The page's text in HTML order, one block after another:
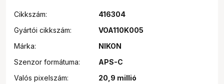
Cikkszám:
416304
Gyártói cikkszám:
VOA110K005
Márka:
NIKON
Szenzor formátuma:
APS-C
Valós pixelszám:
20,9 millió